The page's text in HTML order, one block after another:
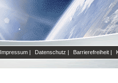
Impressum | Datenschutz | Barrierefreiheit |